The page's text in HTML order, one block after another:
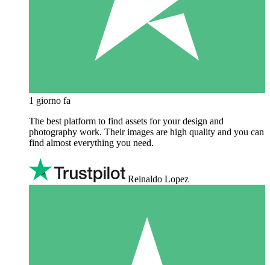
1 giorno fa
The best platform to find assets for your design and
photography work. Their images are high quality and you can
find almost everything you need.
Reinaldo Lopez